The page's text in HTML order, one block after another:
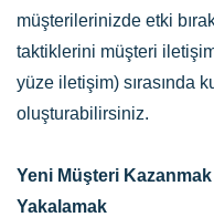
müşterilerinizde etki
taktiklerini müşteri
yüze iletişim) sırasında
oluşturabilirsiniz.
Yeni Müşteri
Yakalamak